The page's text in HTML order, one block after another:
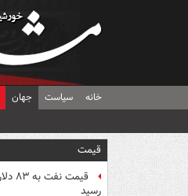
خانه سیاست جهان
قیمت
رسید